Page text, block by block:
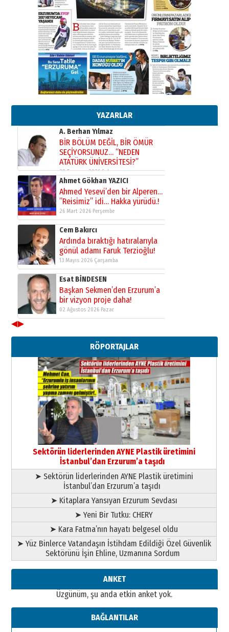
YAZARLAR
29 Haziran 2026 Pazartesi
Kenan GÜLERCİ
Murat Şahsuvaroğlu ERKON’da
çıtayı yukarı taşırken,
yönetimdekiler aşağı
çekmemeli!
17 Şubat 2026 SalıOrhan BOZKURT
Bir fotoğraf, bir şehir, bir
A. Berhan Yılmaz
BİR BÖLÜM DEĞİL, BİR ÖMÜR
SEÇİYORSUNUZ… “NEDEN
ATATÜRK ÜNİVERSİTESİ?”
28 Temmuz 2026 Salı
Ahmet Gökhan YAZICI
Ahmed Yesevi’den bir Alperen…
”Reisimiz” idi… Hakka yürüdü.!
26 Mart 2026 Perşembe
Cem Bakırcı
Ardında bıraktığı hatıralarıyla
gönül adamı Faruk Terzioğlu!
13 Mayıs 2026 Çarşamba
Esat BİNDESEN
Başkan Sekmen’den Erzurum’a
bir vizyon proje daha!
02 Ağustos 2026 Pazar
Erzurumspor’un köşe taşları
29 Haziran 2026 Pazartesi
Kenan GÜLERCİ
Murat Şahsuvaroğlu ERKON’da
çıtayı yukarı taşırken,
yönetimdekiler aşağı
çekmemeli!
17 Şubat 2026 SalıOrhan BOZKURT
Bir fotoğraf, bir şehir, bir
gazeteci… Dizginler kimin
elinde?
A. Berhan Yılmaz
BİR BÖLÜM DEĞİL, BİR ÖMÜR
SEÇİYORSUNUZ… “NEDEN
ATATÜRK ÜNİVERSİTESİ?”
28 Temmuz 2026 Salı
Ahmet Gökhan YAZICI
Ahmed Yesevi’den bir Alperen…
”Reisimiz” idi… Hakka yürüdü.!
26 Mart 2026 Perşembe
gönül adamı Faruk Terzioğlu!
◀▶
RÖPORTAJLAR
Sektörün liderlerinden AYNE Plastik üretimini
İstanbul’dan Erzurum’a taşıdı
➤ Sektörün liderlerinden AYNE Plastik üretimini
İstanbul’dan Erzurum’a taşıdı
➤ Kitaplara Yansıyan Erzurum Sevdası
➤ Yeni Bir Tutku: CHERY
➤ Kara Fatma’nın hayatı belgesel oldu
➤ Yüz Binlerce Vatandaşın İstihdam Edildiği Özel Güvenlik
Sektörünü İşin Ehline, Uzmanına Sordum
ANKET
Üzgünüm, şu anda etkin anket yok.
BAĞLANTILAR